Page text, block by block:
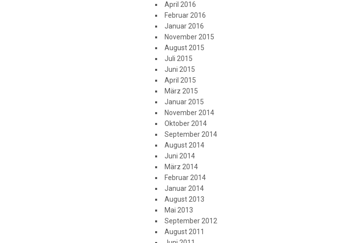
April 2016
Februar 2016
Januar 2016
November 2015
August 2015
Juli 2015
Juni 2015
April 2015
März 2015
Januar 2015
November 2014
Oktober 2014
September 2014
August 2014
Juni 2014
März 2014
Februar 2014
Januar 2014
August 2013
Mai 2013
September 2012
August 2011